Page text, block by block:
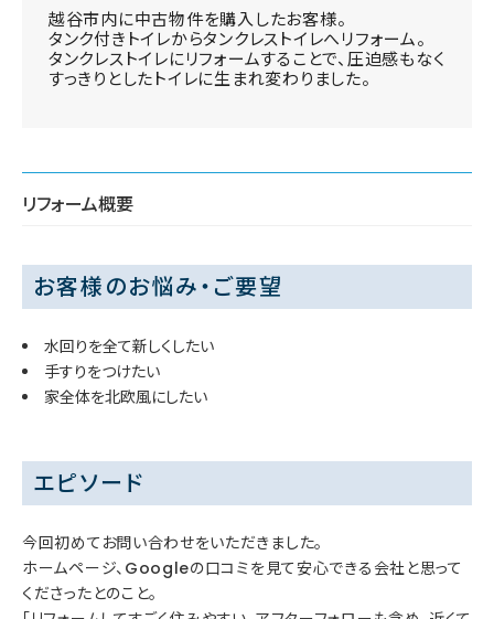
越谷市内に中古物件を購入したお客様。
タンク付きトイレからタンクレストイレへリフォーム。
タンクレストイレにリフォームすることで、圧迫感もなく
すっきりとしたトイレに生まれ変わりました。
リフォーム概要
お客様のお悩み・ご要望
水回りを全て新しくしたい
手すりをつけたい
家全体を北欧風にしたい
エピソード
今回初めてお問い合わせをいただきました。
ホームページ、Googleの口コミを見て安心できる会社と思って
くださったとのこと。